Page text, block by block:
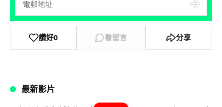
讚好0 看留言 分享
最新影片